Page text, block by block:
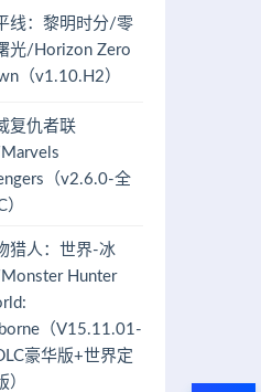
线：黎明时分/零
光/Horizon Zero
（v1.10.H2）
复仇者联
（v2.6.0-全
）
猎人：世界-冰
Hunter
（V15.11.01-
豪华版+世界定
）